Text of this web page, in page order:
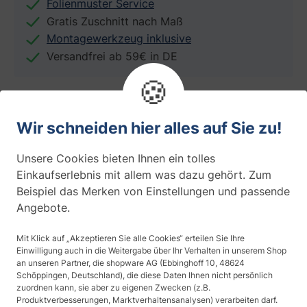
Folienmuster Service
Gratis Zuschnitt nach Maß
Montagewerkzeug inklusive
Versandfrei ab 59€ in DE
Anwendung
Glastür
Thema
Modern
Design
🍪
Wir schneiden hier alles auf Sie zu!
Unsere Cookies bieten Ihnen ein tolles
Einkaufserlebnis mit allem was dazu gehört. Zum
Beispiel das Merken von Einstellungen und passende
Angebote.
Mit Klick auf „Akzeptieren Sie alle Cookies“ erteilen Sie Ihre
Einwilligung auch in die Weitergabe über Ihr Verhalten in unserem Shop
an unseren Partner, die shopware AG (Ebbinghoff 10, 48624
Schöppingen, Deutschland), die diese Daten Ihnen nicht persönlich
zuordnen kann, sie aber zu eigenen Zwecken (z.B.
Produktverbesserungen, Marktverhaltensanalysen) verarbeiten darf.